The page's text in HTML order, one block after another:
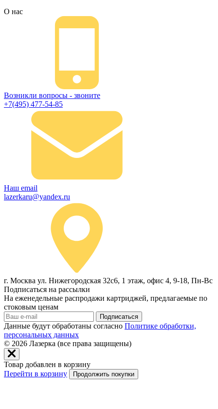
О нас
Возникли вопросы - звоните
+7(495) 477-54-85
Наш email
lazerkaru@yandex.ru
г. Москва ул. Нижегородская 32с6, 1 этаж, офис 4, 9-18, Пн-Вс
Подписаться на рассылки
На еженедельные распродажи картриджей, предлагаемые по
стоковым ценам
Подписаться
Данные будут обработаны согласно Политике обработки,
персональных данных
© 2026 Лазерка (все права защищены)
Товар добавлен в корзину
Перейти в корзину
Продолжить покупки